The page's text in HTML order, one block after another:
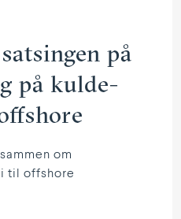
på
på kulde­
om
til offshore